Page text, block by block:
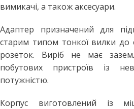
вимикачі, а також аксесуари.
Адаптер призначений для
старим типом тонкої вилки до
розеток. Виріб не має
побутових пристроїв із
потужністю.
Корпус виготовлений із